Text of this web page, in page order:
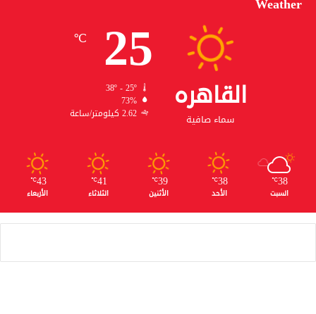
القاهره
سماء صافية
25
℃
38º - 25º
73%
2.62 كيلومتر/ساعة
38
℃
السبت
38
℃
الأحد
39
℃
الأثنين
41
℃
الثلاثاء
43
℃
الأربعاء